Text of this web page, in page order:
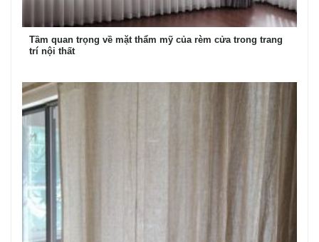
Tầm quan trọng về mặt thẩm mỹ của rèm cửa trong trang
trí nội thất